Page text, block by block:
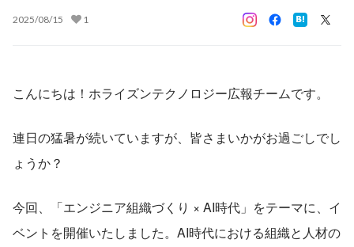
2025/08/15 1
こんにちは！ホライズンテクノロジー広報チームです。
連日の猛暑が続いていますが、皆さまいかがお過ごしでし
ょうか？
今回、「エンジニア組織づくり × AI時代」をテーマに、イ
ベントを開催いたしました。AI時代における組織と人材の